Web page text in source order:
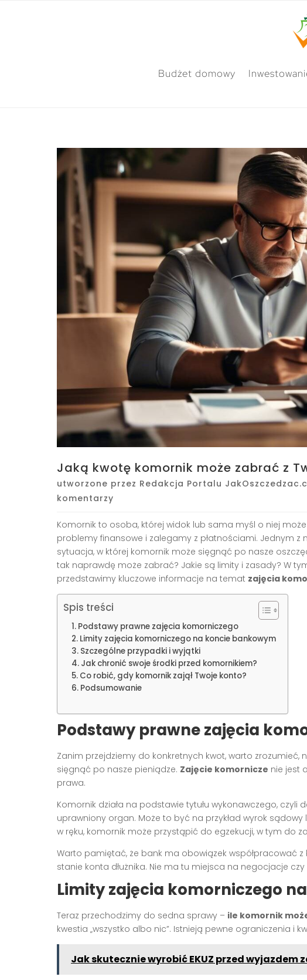
Budżet domowy
Jaką kwotę komornik może zabrać z
utworzone przez Redakcja Portalu
komentarzy
Komornik to osoba, której widok lub sama myśl o niej
problemy finansowe i zalegamy z płatnościami. Jednym
sytuacja, w której komornik może sięgnąć po nasze
tak naprawdę może zabrać? Jakie są limity i zasady? W
przedstawimy kluczowe informacje na temat zajęcia
Spis treści
Podstawy prawne zajęcia komorniczego
Limity zajęcia komorniczego na koncie bankowym
Szczególne przypadki i wyjątki
Jak chronić swoje środki przed komornikiem?
Co robić, gdy komornik zajął Twoje konto?
Podsumowanie
Podstawy prawne zajęcia
Zanim przejdziemy do konkretnych kwot, warto
sięgnąć po nasze pieniądze. Zajęcie komornicze nie jest
prawa.
Komornik działa na podstawie tytułu wykonawczego,
uprawniony organ. Może to być na przykład wyrok
w ręku, komornik może przystąpić do egzekucji, w tym do
Warto pamiętać, że bank ma obowiązek współpracować
stanie konta dłużnika. Nie ma tu miejsca na negocjacje
Limity zajęcia komorniczego
Teraz przechodzimy do sedna sprawy – ile komornik
kwestia „wszystko albo nic”. Istnieją pewne ograniczenia i
Jak skutecznie wyrobić EKUZ przed wyjazdem